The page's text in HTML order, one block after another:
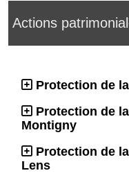
Actions
Protection de
Protection de
Montigny
Protection de
Lens